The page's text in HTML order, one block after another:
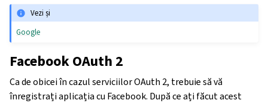
Vezi și
Google
Facebook OAuth 2
Ca de obicei în cazul serviciilor OAuth 2, trebuie să vă
înregistrați aplicația cu Facebook. După ce ați făcut acest